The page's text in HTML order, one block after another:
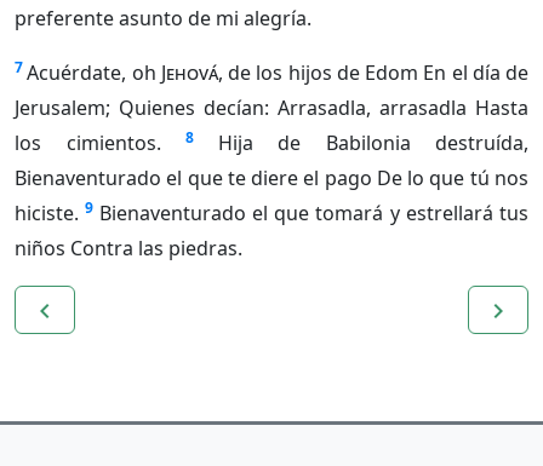
preferente asunto de mi alegría.
7Acuérdate, oh Jehová, de los hijos de Edom En el día de
Jerusalem; Quienes decían: Arrasadla, arrasadla Hasta
los cimientos.
8
Hija de Babilonia destruída,
Bienaventurado el que te diere el pago De lo que tú nos
hiciste. 9 Bienaventurado el que tomará y estrellará tus
niños Contra las piedras.
navigate_before navigate_next